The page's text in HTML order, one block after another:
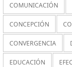
COMUNICACIÓN
CONCEPCIÓN
CONVERGENCIA
EDUCACIÓN